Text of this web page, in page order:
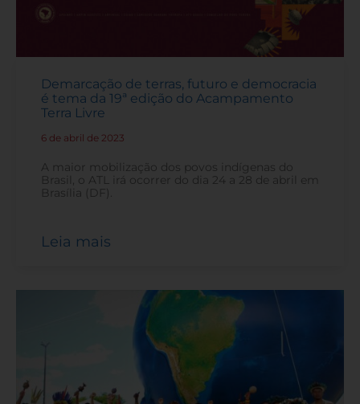
Demarcação de terras, futuro e democracia
é tema da 19ª edição do Acampamento
Terra Livre
6 de abril de 2023
A maior mobilização dos povos indígenas do
Brasil, o ATL irá ocorrer do dia 24 a 28 de abril em
Brasília (DF).
Leia mais